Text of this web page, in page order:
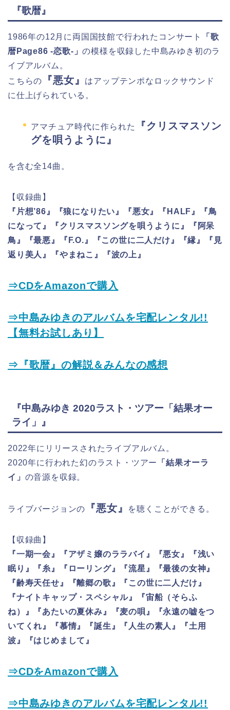
『歌暦』
1986年の12月に両国国技館で行われたコンサート
「歌
暦Page86 -恋歌-」の模様を収録した中島みゆき初のラ
イブアルバム。
こちらの
『悪女』
はアップテンポなロックサウンド
に仕上げられている。
アマチュア時代に作られた
『クリスマスソン
グを唄うように』
を含む全14曲。
【収録曲】
『片想’86』『狼になりたい』『悪女』『HALF』『鳥
になって』『クリスマスソングを唄うように』『阿呆
鳥』『最悪』『F.O.』『この世に二人だけ』『縁』『見
返り美人』『やまねこ』『波の上』
⇒CDをAmazonで購入
⇒中島みゆきのアルバムを宅配レンタル!!
【無料お試しあり】
⇒『歌暦』の解説＆みんなの感想
『中島みゆき 2020ラスト・ツアー「結果オー
ライ」』
2022年にリリースされたライブアルバム。
2020年に行われた幻のラスト・ツアー
「結果オーラ
イ」 の音源を収録。
ライブバージョンの 『悪女』 を聴くことができる。
【収録曲】
『一期一会』『アザミ嬢のララバイ』『悪女』『浅い
眠り』『糸』『ローリング』『流星』『最後の女神』
『齢寿天任せ』『離郷の歌』『この世に二人だけ』
『ナイトキャップ・スペシャル』『宙船（そらふ
ね）』『あたいの夏休み』『麦の唄』『永遠の嘘をつ
いてくれ』『慕情』『誕生』『人生の素人』『土用
波』『はじめまして』
⇒CDをAmazonで購入
⇒中島みゆきのアルバムを宅配レンタル!!